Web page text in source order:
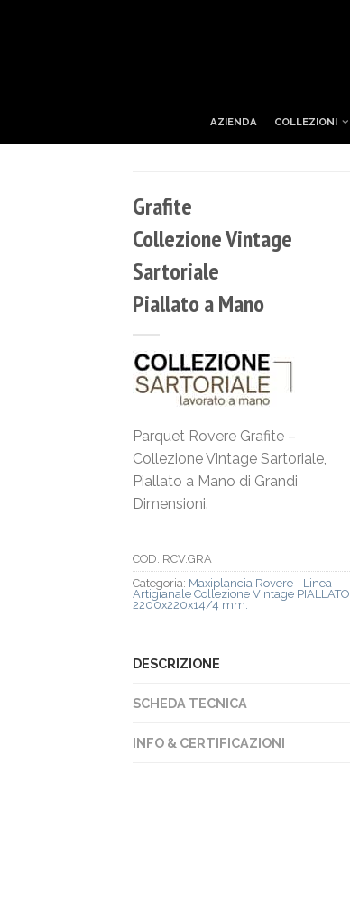
AZIENDA COLLEZIONI
Grafite
Collezione Vintage
Sartoriale
Piallato a Mano
Parquet Rovere Grafite –
Collezione Vintage Sartoriale,
Piallato a Mano di Grandi
Dimensioni.
COD: RCV.GRA
Categoria: Maxiplancia Rovere - Linea
Artigianale Collezione Vintage PIALLATO
2200x220x14/4 mm.
DESCRIZIONE
SCHEDA TECNICA
INFO & CERTIFICAZIONI